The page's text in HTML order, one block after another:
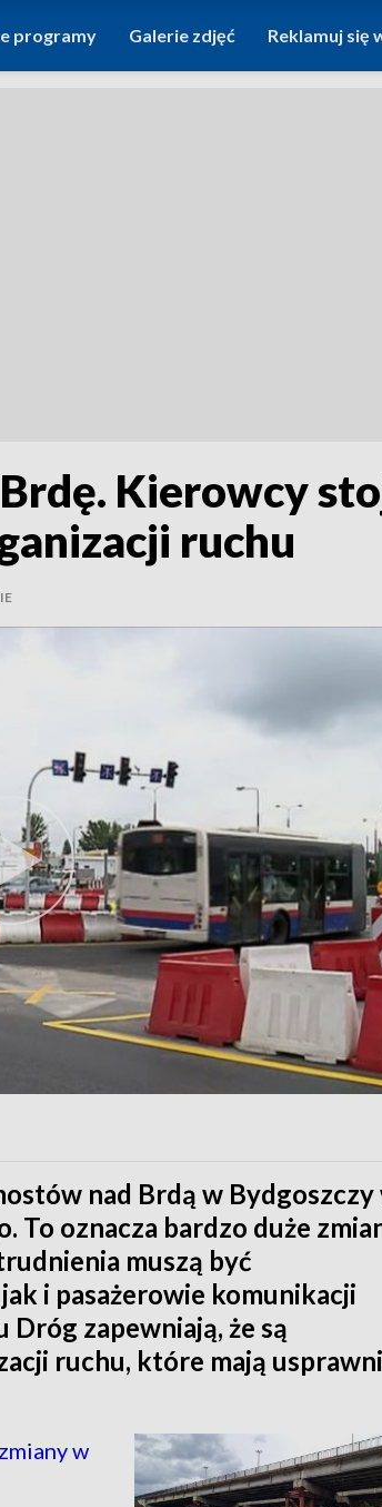
programy Galerie zdjęć Reklamuj się
Kierowcy
ruchu
nad Brdą w Bydgoszczy
To oznacza bardzo duże
muszą być
i pasażerowie komunikacji
zapewniają, że są
ruchu, które mają
w